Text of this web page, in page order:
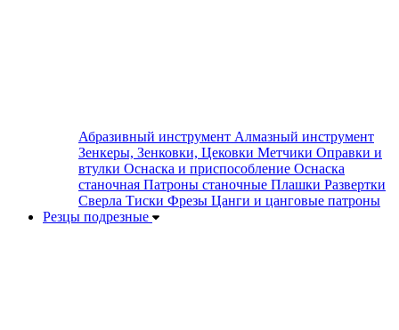
Абразивный инструмент Алмазный инструмент
Зенкеры, Зенковки, Цековки Метчики Оправки и
втулки Оснаска и приспособление Оснаска
станочная Патроны станочные Плашки Развертки
Сверла Тиски Фрезы Цанги и цанговые патроны
Резцы подрезные